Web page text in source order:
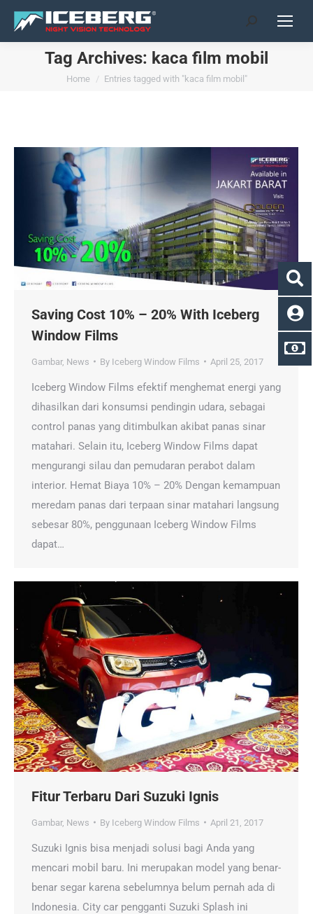
Search:
Tag Archives: kaca film mobil
You are here:
Home Entries tagged with "kaca film mobil"
Saving Cost 10% – 20% With Iceberg
Window Films
Gambar, News By Iceberg Window Films April 25, 2017
Iceberg Window Films efektif menghemat energi yang
dihasilkan dari konsumsi pendingin udara, sebagai
control panas yang ditimbulkan akibat panas sinar
matahari. Selain itu, Iceberg Window Films dapat
mengurangi silau dan pemudaran perabot dalam
interior. Hemat Biaya 10% – 20% Dengan kemampuan
meredam panas dari terpaan sinar matahari langsung
sebesar 80%, penggunaan Iceberg Window Films
dapat…
Fitur Terbaru Dari Suzuki Ignis
Gambar, News By Iceberg Window Films April 21, 2017
Suzuki Ignis bisa menjadi solusi bagi Anda yang
mencari mobil baru. Ini merupakan model yang benar-
benar segar karena sebelumnya belum pernah ada di
Indonesia. City car pengganti Suzuki Splash ini